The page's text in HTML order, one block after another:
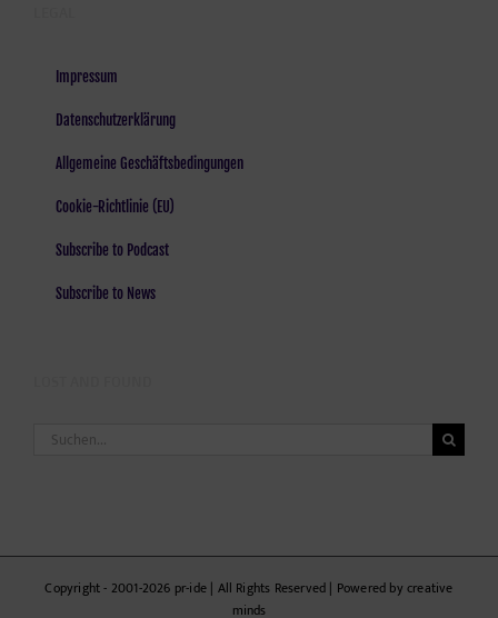
Impressum
Datenschutzerklärung
Allgemeine Geschäftsbedingungen
Cookie-Richtlinie (EU)
Subscribe to Podcast
Subscribe to News
Suche
Copyright - 2001-2026 pr-ide | All Rights Reserved | Powered by creative
minds